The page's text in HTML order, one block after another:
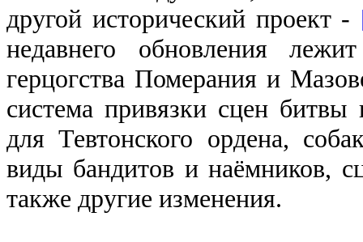
другой исторический проект -
недавнего обновления
герцогства Померания и
система привязки сцен битвы
для Тевтонского ордена,
виды бандитов и наёмников,
также другие изменения.